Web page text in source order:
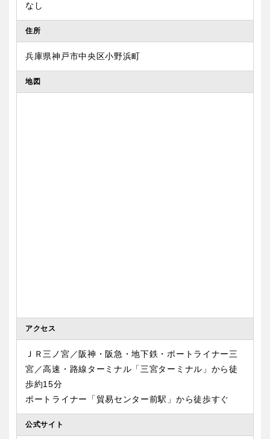
なし
住所
兵庫県神戸市中央区小野浜町
地図
アクセス
ＪＲ三ノ宮／阪神・阪急・地下鉄・ポートライナー三
宮／高速・路線ターミナル「三宮ターミナル」から徒
歩約15分
ポートライナー「貿易センター前駅」から徒歩すぐ
公式サイト